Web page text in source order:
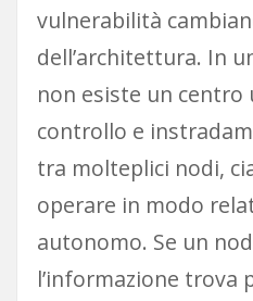
vulnerabilità
dell’architettura. In
non esiste un centro
controllo e
tra molteplici nodi,
operare in modo
autonomo. Se un
l’informazione trova